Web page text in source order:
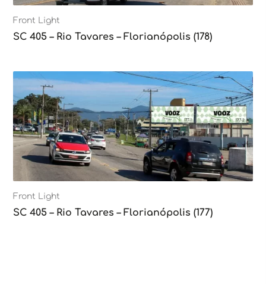
Front Light
SC 405 – Rio Tavares – Florianópolis (178)
Front Light
SC 405 – Rio Tavares – Florianópolis (177)